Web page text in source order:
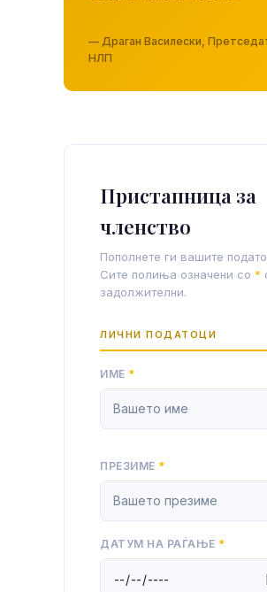
— Драган Василески,
НЛП
Пристапница за
членство
Пополнете ги вашите
Сите полиња означени со *
задолжителни.
ЛИЧНИ ПОДАТОЦИ
ИМЕ *
ПРЕЗИМЕ *
ДАТУМ НА РАЃАЊЕ *